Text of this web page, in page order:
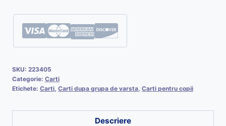
SKU: 223405
Categorie: Carti
Etichete: Carti, Carti dupa grupa de varsta, Carti pentru copii
Descriere